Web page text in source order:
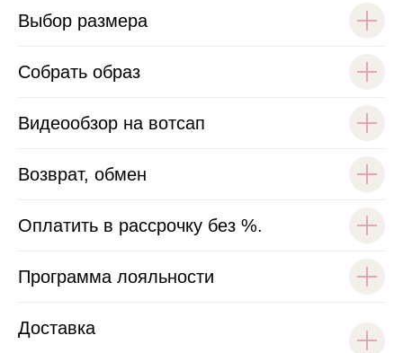
Выбор размера
Собрать образ
Видеообзор на вотсап
Возврат, обмен
Оплатить в рассрочку без %.
Программа лояльности
Доставка